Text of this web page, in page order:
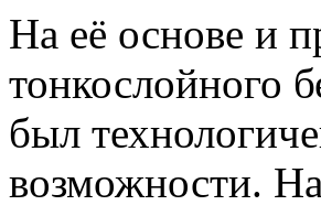
На её основе и
тонкослойного
был
возможности.